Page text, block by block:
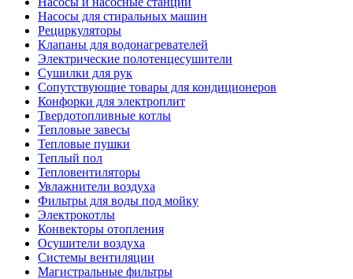
Насосы для стиральных машин
Рециркуляторы
Клапаны для водонагревателей
Электрические полотенцесушители
Сушилки для рук
Сопутствующие товары для кондиционеров
Конфорки для электроплит
Твердотопливные котлы
Тепловые завесы
Тепловые пушки
Теплый пол
Тепловентиляторы
Увлажнители воздуха
Фильтры для воды под мойку
Электрокотлы
Конвекторы отопления
Осушители воздуха
Системы вентиляции
Магистральные фильтры